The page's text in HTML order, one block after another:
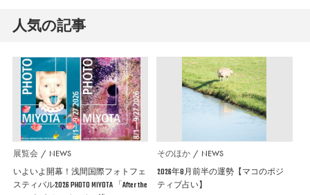
人気の記事
展覧会 NEWS
いよいよ開幕！浅間国際フォトフェ
スティバル2026 PHOTO MIYOTA 「After the
そのほか NEWS
2026年8月前半の運勢【マコのポジ
ティブ占い】